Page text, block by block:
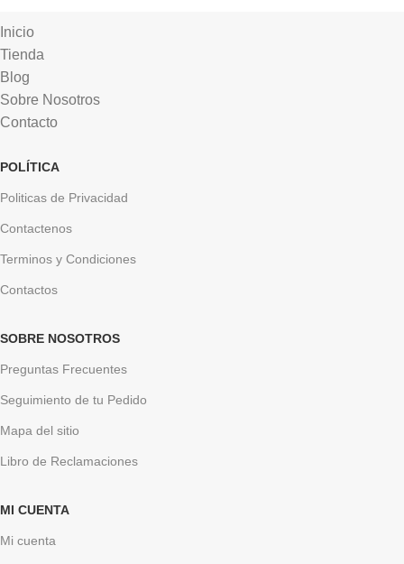
Inicio
Tienda
Blog
Sobre Nosotros
Contacto
POLÍTICA
Politicas de Privacidad
Contactenos
Terminos y Condiciones
Contactos
SOBRE NOSOTROS
Preguntas Frecuentes
Seguimiento de tu Pedido
Mapa del sitio
Libro de Reclamaciones
MI CUENTA
Mi cuenta